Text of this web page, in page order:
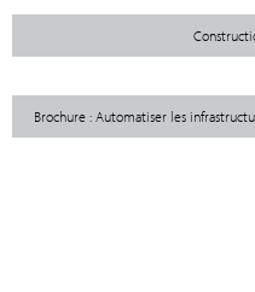
Brochure : Automatiser les